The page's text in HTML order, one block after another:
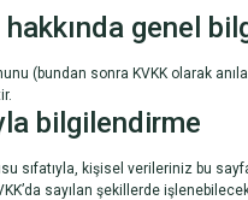
genel
(bundan sonra KVKK olarak
bilgilendirme
sıfatıyla, kişisel verileriniz bu
sayılan şekillerde